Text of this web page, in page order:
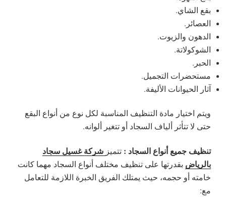
بقع الشاي.
العصائر.
الدهون والزيوت.
الشوكولاتة.
الحبر.
مستحضرات التجميل.
آثار الحيوانات الأليفة.
ويتم اختيار مادة التنظيف المناسبة لكل نوع من أنواع البقع
حتى لا تتأثر ألياف السجاد أو تتغير ألوانه.
تنظيف جميع أنواع السجاد : تتميز شركة غسيل سجاد
بالرياض بقدرتها على تنظيف مختلف أنواع السجاد مهما كانت
خامته أو حجمه، حيث يمتلك الفريق الخبرة اللازمة للتعامل
مع: